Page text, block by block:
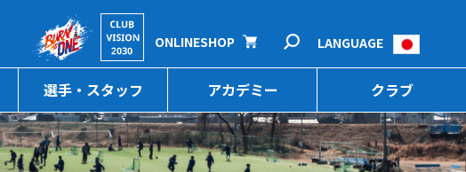
選手・スタッフ アカデミー クラブ
ONLINESHOP LANGUAGE